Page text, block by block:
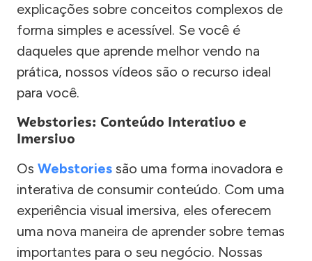
explicações sobre conceitos complexos de
forma simples e acessível. Se você é
daqueles que aprende melhor vendo na
prática, nossos vídeos são o recurso ideal
para você.
Webstories: Conteúdo Interativo e
Imersivo
Os Webstories são uma forma inovadora e
interativa de consumir conteúdo. Com uma
experiência visual imersiva, eles oferecem
uma nova maneira de aprender sobre temas
importantes para o seu negócio. Nossas